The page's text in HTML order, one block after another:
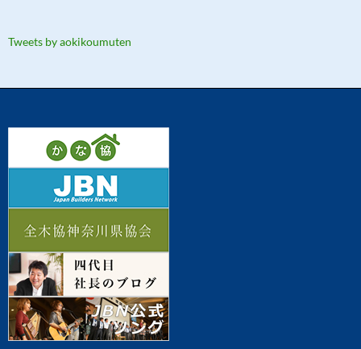
Tweets by aokikoumuten